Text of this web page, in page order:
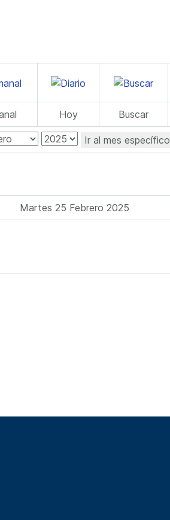
Hoy Buscar
Ir al mes específico
Martes 25 Febrero 2025